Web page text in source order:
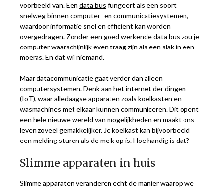
voorbeeld van. Een data bus fungeert als een soort
snelweg binnen computer- en communicatiesystemen,
waardoor informatie snel en efficiënt kan worden
overgedragen. Zonder een goed werkende data bus zou je
computer waarschijnlijk even traag zijn als een slak in een
moeras. En dat wil niemand.
Maar datacommunicatie gaat verder dan alleen
computersystemen. Denk aan het internet der dingen
(IoT), waar alledaagse apparaten zoals koelkasten en
wasmachines met elkaar kunnen communiceren. Dit opent
een hele nieuwe wereld van mogelijkheden en maakt ons
leven zoveel gemakkelijker. Je koelkast kan bijvoorbeeld
een melding sturen als de melk op is. Hoe handig is dat?
Slimme apparaten in huis
Slimme apparaten veranderen echt de manier waarop we